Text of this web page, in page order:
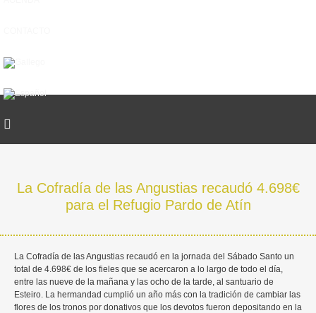
La Cofradía de las Angustias recaudó 4.698€
para el Refugio Pardo de Atín
La Cofradía de las Angustias recaudó en la jornada del Sábado Santo un
total de 4.698€ de los fieles que se acercaron a lo largo de todo el día,
entre las nueve de la mañana y las ocho de la tarde, al santuario de
Esteiro. La hermandad cumplió un año más con la tradición de cambiar las
flores de los tronos por donativos que los devotos fueron depositando en la